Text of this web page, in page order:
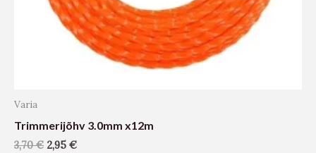
Varia
Trimmerijõhv 3.0mm x12m
3,70€ 2,95 €